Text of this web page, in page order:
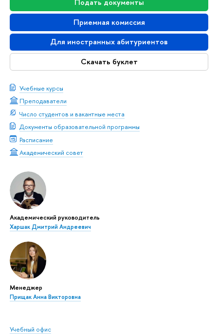
Подать документы
Приемная комиссия
Для иностранных абитуриентов
Скачать буклет
Учебные курсы
Преподаватели
Число студентов и вакантные места
Документы образовательной программы
Расписание
Академический совет
Академический руководитель
Харшак Дмитрий Андреевич
Менеджер
Прищак Анна Викторовна
Учебный офис